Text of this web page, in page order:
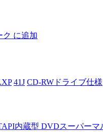
41J CD-RWドライブ仕様
内蔵型 DVDスーパー